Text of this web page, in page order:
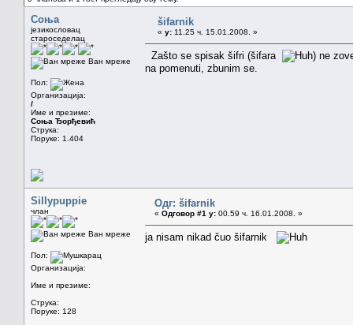
Соња
језикословац
староседелац
Ван мреже
Пол:
Организација:
/
Име и презиме:
Соња Ђорђевић
Струка:
Поруке: 1.404
šifarnik
« у: 11.25 ч. 15.01.2008. »
Zašto se spisak šifri (šifara
) ne
na pomenuti, zbunim se.
Sillypuppie
члан
Ван мреже
Пол:
Организација:
Име и презиме:
Струка:
Поруке: 128
Одг: šifarnik
« Одговор #1 у: 00.59 ч. 16.01.2008. »
ja nisam nikad čuo šifarnik